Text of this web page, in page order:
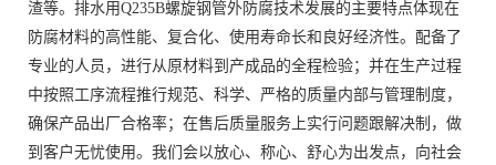
渣等。排水用Q235B螺旋钢管外防腐技术发展的主要特点体现在
防腐材料的高性能、复合化、使用寿命长和良好经济性。配备了
专业的人员，进行从原材料到产成品的全程检验；并在生产过程
中按照工序流程推行规范、科学、严格的质量内部与管理制度，
确保产品出厂合格率；在售后质量服务上实行问题跟解决制，做
到客户无忧使用。我们会以放心、称心、舒心为出发点，向社会